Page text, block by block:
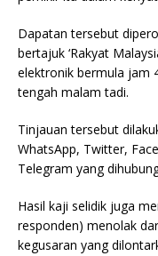
Dapatan tersebut
bertajuk ‘Rakyat
elektronik bermula jam
tengah malam tadi.
Tinjauan tersebut
WhatsApp, Twitter,
Telegram yang
Hasil kaji selidik juga
responden) menolak
kegusaran yang